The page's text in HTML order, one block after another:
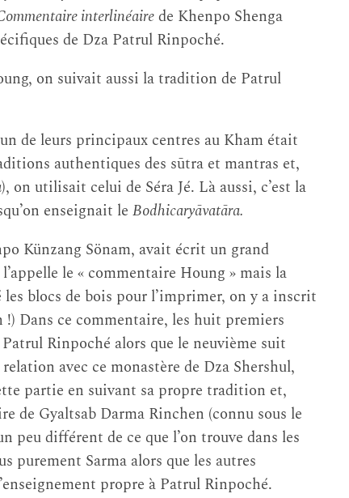
interlinéairede Khenpo Shenga
de Dza Patrul Rinpoché.
on suivait aussi la tradition de Patrul
de leurs principaux centres au Kham était
authentiques des sūtra et mantras et,
), on utilisait celui de Séra Jé. Là aussi, c’est la
enseignait le Bodhicaryāvatāra.
Künzang Sönam, avait écrit un grand
le « commentaire Houng » mais la
les blocs de bois pour l’imprimer, on y a inscrit
Dans ce commentaire, les huit premiers
Rinpoché alors que le neuvième suit
avec ce monastère de Dza Shershul,
partie en suivant sa propre tradition et,
de Gyaltsab Darma Rinchen (connu sous le
peu différent de ce que l’on trouve dans les
purement Sarma alors que les autres
propre à Patrul Rinpoché.